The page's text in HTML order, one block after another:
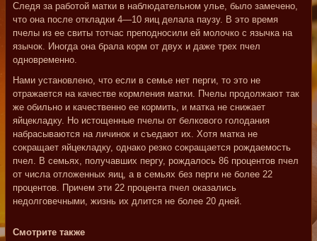
Следя за работой матки в наблюдательном улье, было замечено,
что она после откладки 4—10 яиц делала паузу. В это время
пчелы из ее свиты тотчас преподносили ей молочко с язычка на
язычок. Иногда она брала корм от двух и даже трех пчел
одновременно.
Нами установлено, что если в семье нет перги, то это не
отражается на качестве кормления матки. Пчелы продолжают так
же обильно и качественно ее кормить, и матка не снижает
яйцекладку. Но истощенные пчелы от белкового голодания
набрасываются на личинок и съедают их. Хотя матка не
сокращает яйцекладку, однако резко сокращается рождаемость
пчел. В семьях, получавших пергу, рождалось 86 процентов пчел
от числа отложенных яиц, а в семьях без перги не более 22
процентов. Причем эти 22 процента пчел оказались
недолговечными, жизнь их длится не более 20 дней.
Смотрите также